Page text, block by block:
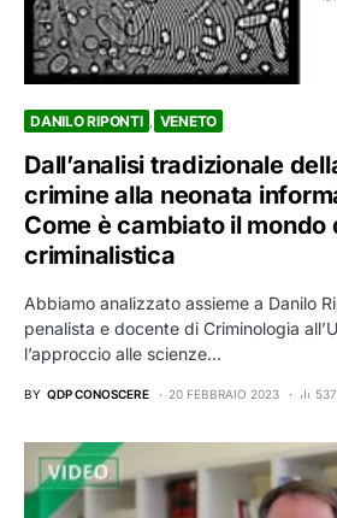
DANILO RIPONTI VENETO
Dall’analisi tradizionale
crimine alla neonata
Come è cambiato il mondo
criminalistica
Abbiamo analizzato assieme a Danilo
penalista e docente di Criminologia
l’approccio alle scienze…
BY QDP CONOSCERE 20 FEBBRAIO 2023